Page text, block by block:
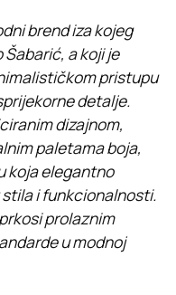
brend iza kojeg
a koji je
pristupu
detalje.
dizajnom,
paletama boja,
koja elegantno
i funkcionalnosti.
prolaznim
u modnoj